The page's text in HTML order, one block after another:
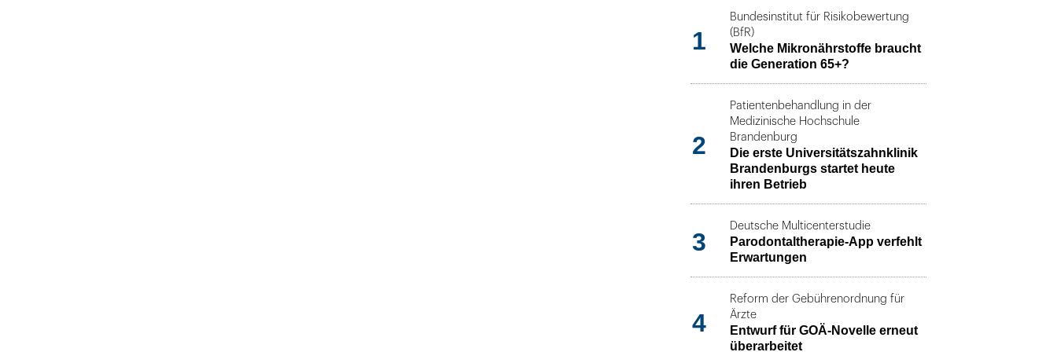
1
Bundesinstitut für Risikobewertung
(BfR)
Welche Mikronährstoffe braucht
die Generation 65+?
2
Patientenbehandlung in der
Medizinische Hochschule
Brandenburg
Die erste Universitätszahnklinik
Brandenburgs startet heute
ihren Betrieb
3
Deutsche Multicenterstudie
Parodontaltherapie-App verfehlt
Erwartungen
4
Reform der Gebührenordnung für
Ärzte
Entwurf für GOÄ-Novelle erneut
überarbeitet